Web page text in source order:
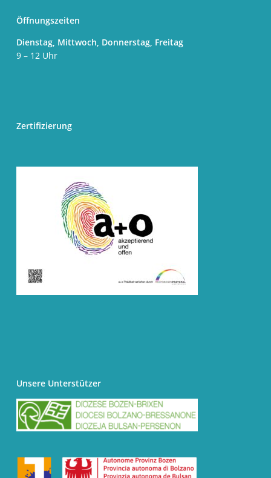
Öffnungszeiten
Dienstag, Mittwoch, Donnerstag, Freitag
9 – 12 Uhr
Zertifizierung
Unsere Unterstützer